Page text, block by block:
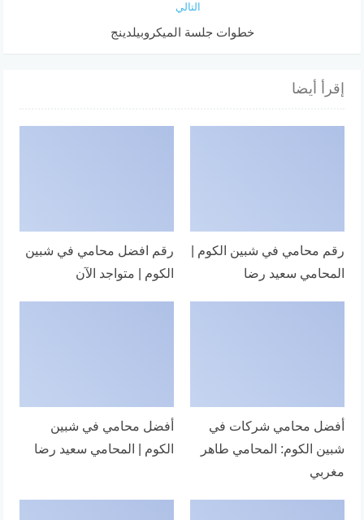
التالي
خطوات جلسة الميكروبيلدينج
إقرأ أيضا
رقم افضل محامي في شبين
الكوم | متواجد الآن
رقم محامي في شبين الكوم |
المحامي سعيد رضا
أفضل محامي في شبين
الكوم | المحامي سعيد رضا
أفضل محامي شركات في
شبين الكوم: المحامي طاهر
مغربي